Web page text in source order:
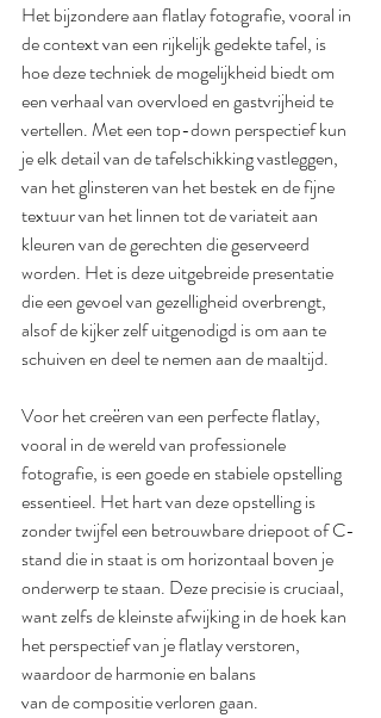
Het bijzondere aan flatlay fotografie, vooral in
de context van een rijkelijk gedekte tafel, is
hoe deze techniek de mogelijkheid biedt om
een verhaal van overvloed en gastvrijheid te
vertellen. Met een top-down perspectief kun
je elk detail van de tafelschikking vastleggen,
van het glinsteren van het bestek en de fijne
textuur van het linnen tot de variateit aan
kleuren van de gerechten die geserveerd
worden. Het is deze uitgebreide presentatie
die een gevoel van gezelligheid overbrengt,
alsof de kijker zelf uitgenodigd is om aan te
schuiven en deel te nemen aan de maaltijd.
Voor het creëren van een perfecte flatlay,
vooral in de wereld van professionele
fotografie, is een goede en stabiele opstelling
essentieel. Het hart van deze opstelling is
zonder twijfel een betrouwbare driepoot of C-
stand die in staat is om horizontaal boven je
onderwerp te staan. Deze precisie is cruciaal,
want zelfs de kleinste afwijking in de hoek kan
het perspectief van je flatlay verstoren,
waardoor de harmonie en balans
van de compositie verloren gaan.